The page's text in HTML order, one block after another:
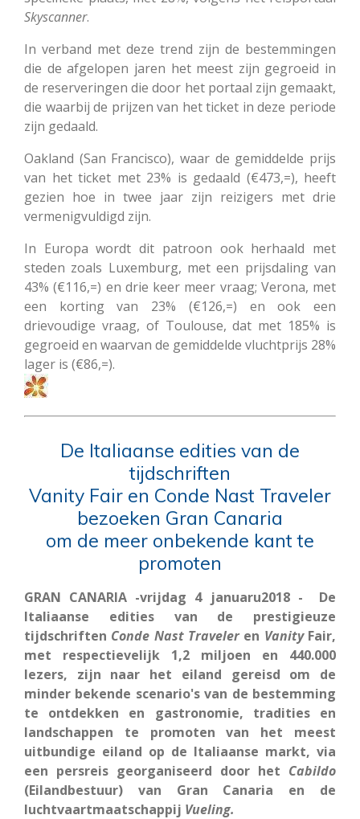
Skyscanner.
In verband met deze trend zijn de bestemmingen
die de afgelopen jaren het meest zijn gegroeid in
de reserveringen die door het portaal zijn gemaakt,
die waarbij de prijzen van het ticket in deze periode
zijn gedaald.
Oakland (San Francisco), waar de gemiddelde prijs
van het ticket met 23% is gedaald (€473,=), heeft
gezien hoe in twee jaar zijn reizigers met drie
vermenigvuldigd zijn.
In Europa wordt dit patroon ook herhaald met
steden zoals Luxemburg, met een prijsdaling van
43% (€116,=) en drie keer meer vraag; Verona, met
een korting van 23% (€126,=) en ook een
drievoudige vraag, of Toulouse, dat met 185% is
gegroeid en waarvan de gemiddelde vluchtprijs 28%
lager is (€86,=).
De Italiaanse edities van de
tijdschriften
Vanity Fair en Conde Nast Traveler
bezoeken Gran Canaria
om de meer onbekende kant te
promoten
GRAN CANARIA -vrijdag 4 januaru2018 - De
Italiaanse edities van de prestigieuze
tijdschriften Conde Nast Traveleren VanityFair,
met respectievelijk 1,2 miljoen en 440.000
lezers, zijn naar het eiland gereisd om de
minder bekende scenario's van de bestemming
te ontdekken en gastronomie, tradities en
landschappen te promoten van het meest
uitbundige eiland op de Italiaanse markt, via
een persreis georganiseerd door het Cabildo
(Eilandbestuur) van Gran Canaria en de
luchtvaartmaatschappij Vueling.